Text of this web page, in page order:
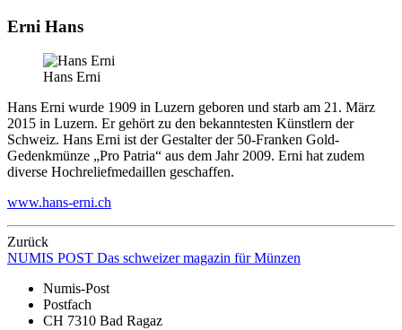
Erni Hans
Hans Erni
Hans Erni wurde 1909 in Luzern geboren und starb am 21. März
2015 in Luzern. Er gehört zu den bekanntesten Künstlern der
Schweiz. Hans Erni ist der Gestalter der 50-Franken Gold-
Gedenkmünze „Pro Patria“ aus dem Jahr 2009. Erni hat zudem
diverse Hochreliefmedaillen geschaffen.
www.hans-erni.ch
Zurück
NUMIS POST Das schweizer magazin für Münzen
Numis-Post
Postfach
CH 7310 Bad Ragaz